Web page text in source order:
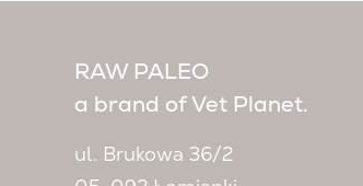
RAW PALEO
a brand of Vet Planet.
ul. Brukowa 36/2